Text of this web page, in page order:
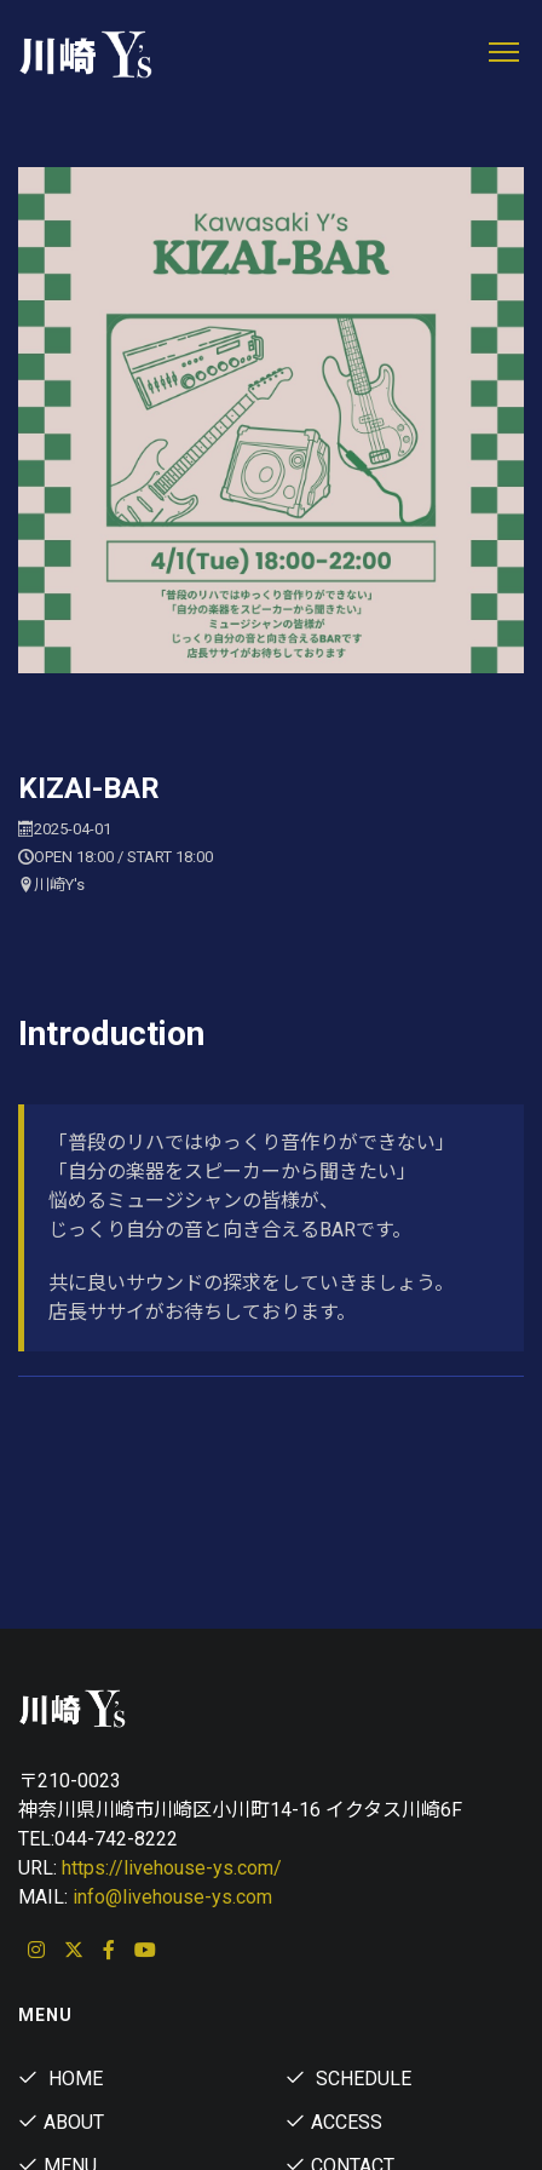
KIZAI-BAR
2025-04-01
OPEN 18:00 / START 18:00
川崎Y's
Introduction
「普段のリハではゆっくり音作りができない」
「自分の楽器をスピーカーから聞きたい」
悩めるミュージシャンの皆様が、
じっくり自分の音と向き合えるBARです。
共に良いサウンドの探求をしていきましょう。
店長ササイがお待ちしております。
〒210-0023
神奈川県川崎市川崎区小川町14-16 イクタス川崎6F
TEL:044-742-8222
URL: https://livehouse-ys.com/
MAIL: info@livehouse-ys.com
MENU
HOME
SCHEDULE
ABOUT
ACCESS
MENU
CONTACT